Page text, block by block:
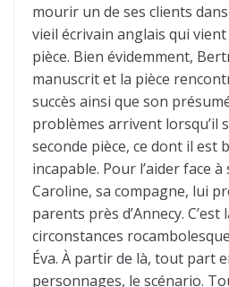
mourir un de ses clients
vieil écrivain anglais qui
pièce. Bien évidemment,
manuscrit et la pièce
succès ainsi que son
problèmes arrivent lorsqu’il
seconde pièce, ce dont il est
incapable. Pour l’aider face
Caroline, sa compagne, lui
parents près d’Annecy. C’est
circonstances
Éva. À partir de là, tout part
personnages, le scénario.